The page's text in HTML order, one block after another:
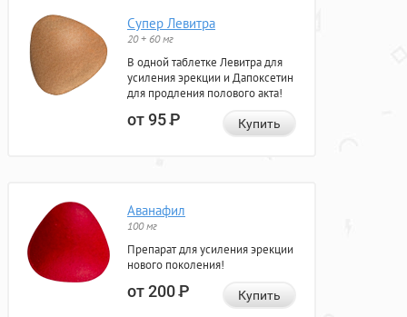
Супер Левитра
20 + 60 мг
В одной таблетке Левитра для
усиления эрекции и Дапоксетин
для продления полового акта!
от 95Р Купить
Аванафил
100 мг
Препарат для усиления эрекции
нового поколения!
от 200Р Купить